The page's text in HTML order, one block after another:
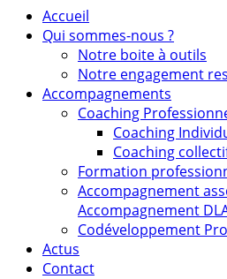
Accueil
Qui sommes-nous ?
Notre boite à outils
Notre engagement
Accompagnements
Coaching
Coaching
Coaching
Formation
Accompagnement
Accompagnement
Codéveloppement
Actus
Contact